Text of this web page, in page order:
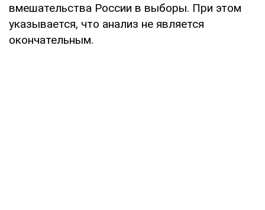
вмешательства России в выборы. При этом
указывается, что анализ не является
окончательным.